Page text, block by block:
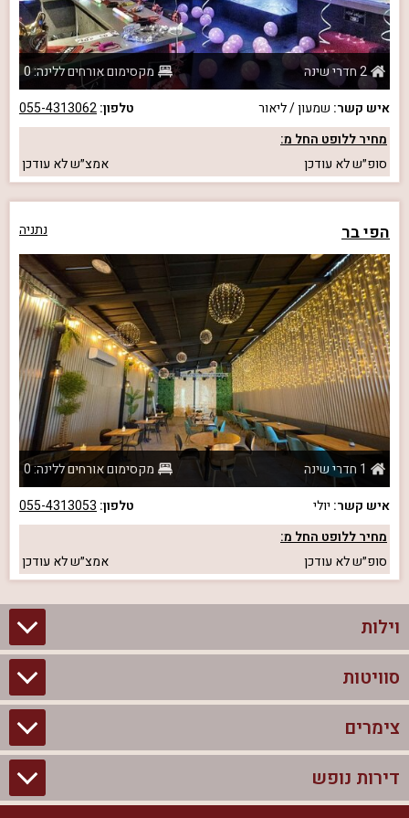
2 חדרי שינה
מקסימום אורחים ללינה: 0
איש קשר: שמעון / ליאור טלפון:055-4313062
מחיר ללופט החל מ:
סופ״שלא עודכן אמצ״שלא עודכן
הפי בר נתניה
1 חדרי שינה
מקסימום אורחים ללינה: 0
איש קשר: יולי טלפון: 055-4313053
מחיר ללופט החל מ:
סופ״שלא עודכן אמצ״שלא עודכן
וילות
וילות בצפון
וילות להשכרה
וילות למסיבת רווקים
סוויטות
סוויטות בצפון
צימרים לזוגות עם בריכה פרטית
צימרים
צימרים בצפון
דירות נופש